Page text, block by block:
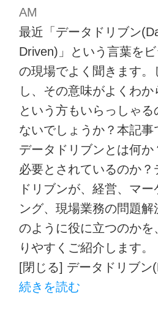
AM
最近「データドリブン
Driven)」という言葉をビ
の現場でよく聞きます。
し、その意味がよくわか
という方もいらっしゃる
ないでしょうか？本記事
データドリブンとは何か
必要とされているのか？
ドリブンが、経営、マー
ング、現場業務の問題解
のように役に立つのかを
りやすくご紹介します。
[閉じる] データドリブン
続きを読む